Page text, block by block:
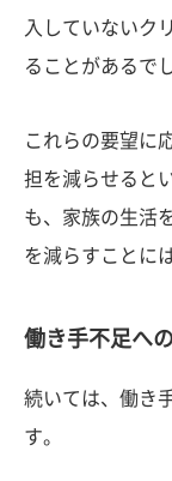
入していないク
ることがあるで
これらの要望に
担を減らせると
も、家族の生活
を減らすことに
働き手不足へ
続いては、働き
す。